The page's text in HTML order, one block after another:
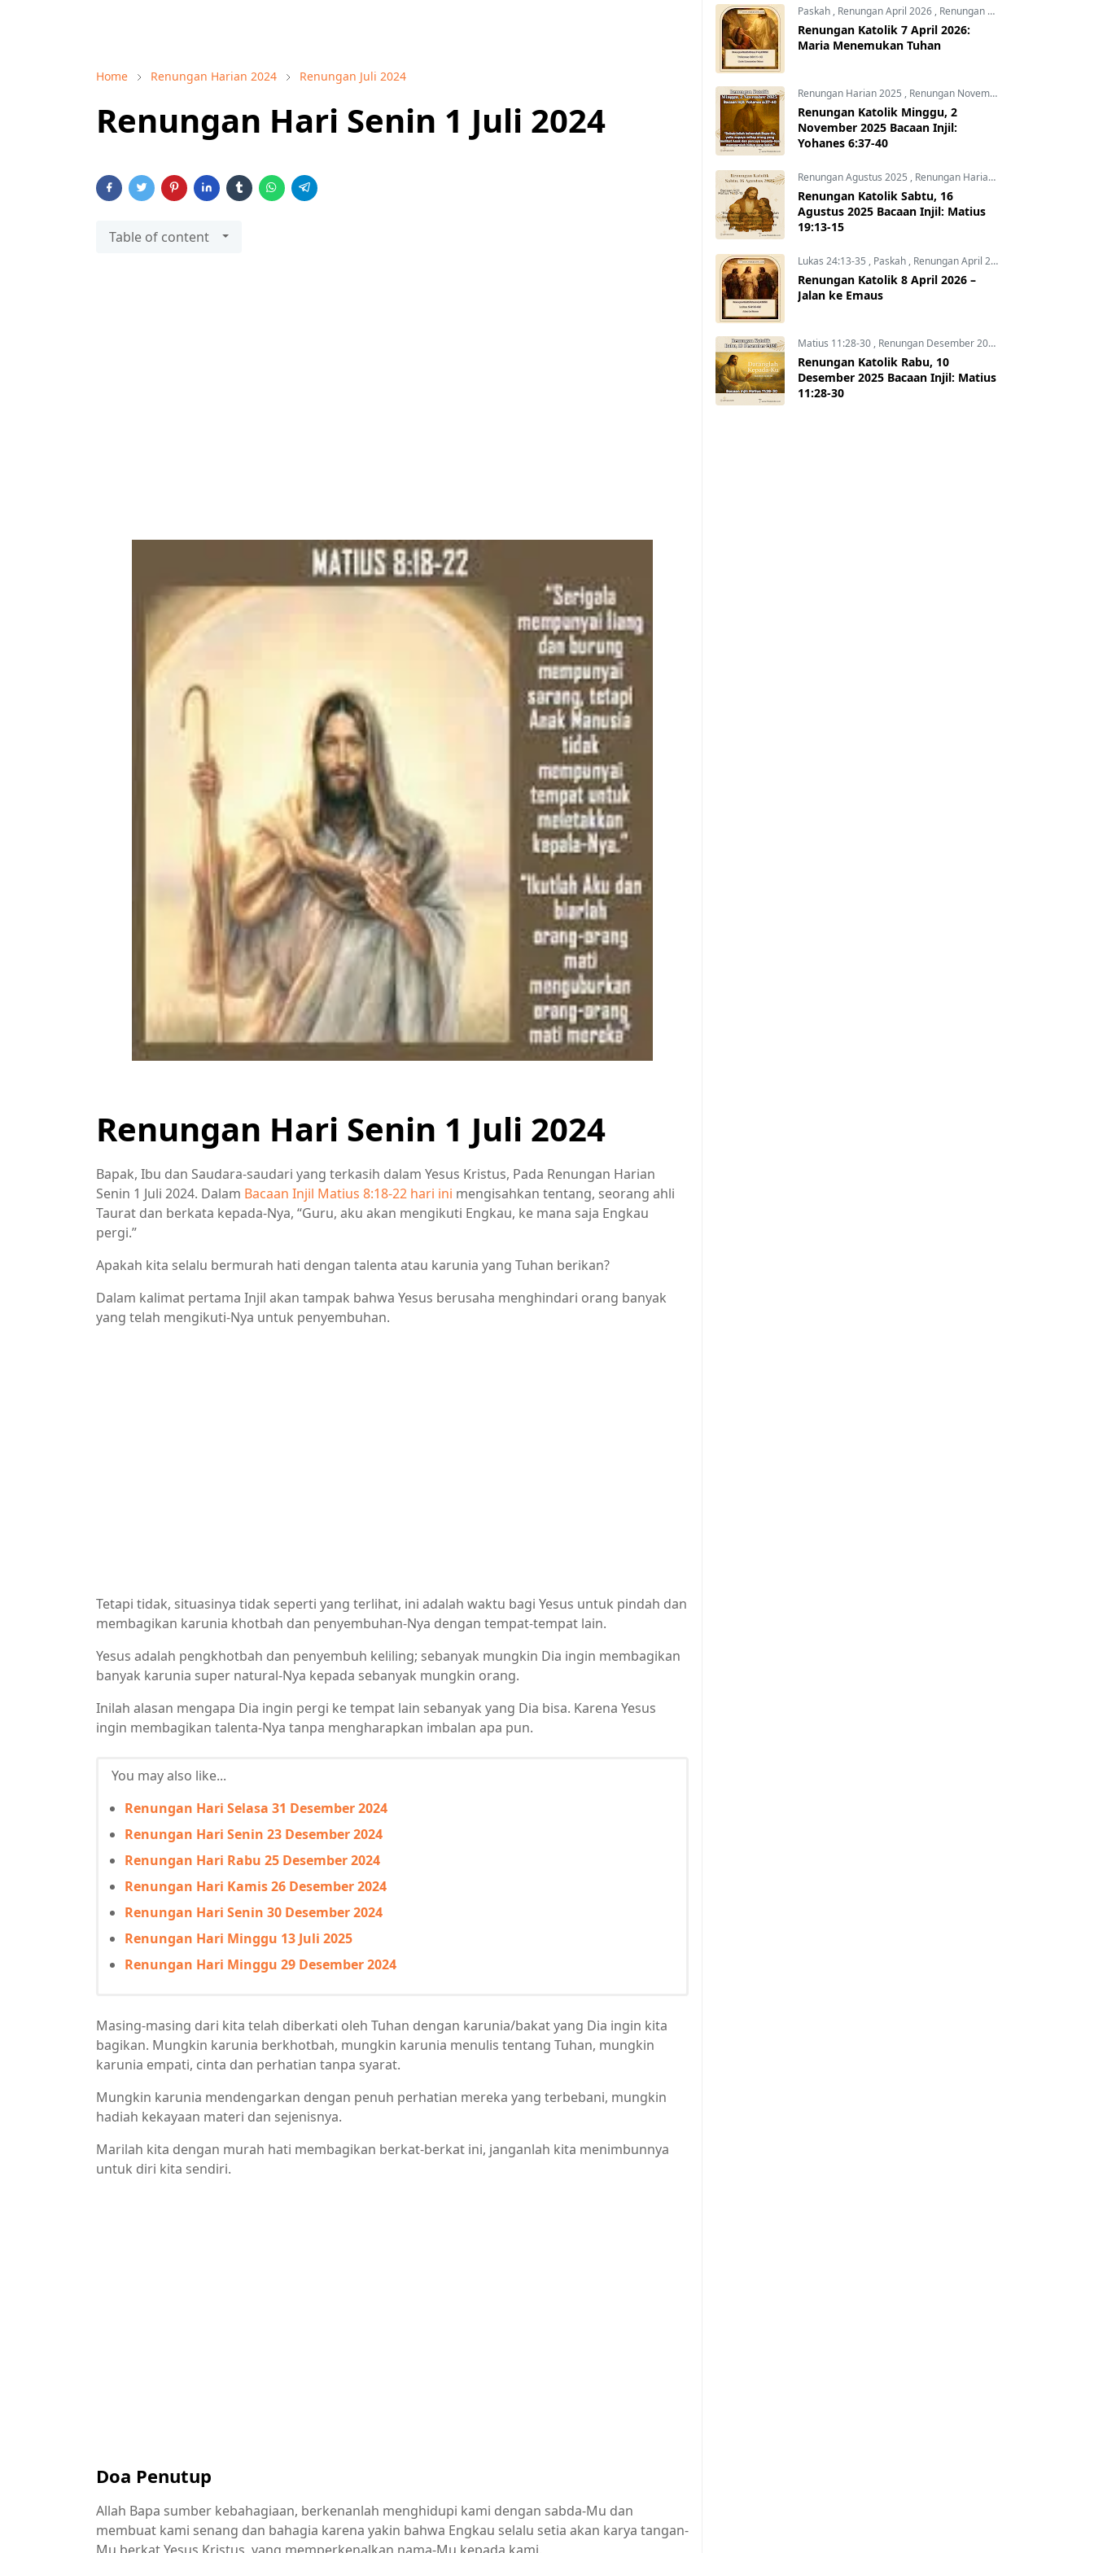
Home Renungan Harian 2024 Renungan Juli 2024
Renungan Hari Senin 1 Juli 2024
Table of content
Renungan Hari Senin 1 Juli 2024
Bapak, Ibu dan Saudara-saudari yang terkasih dalam Yesus Kristus, Pada Renungan Harian
Senin 1 Juli 2024. Dalam Bacaan Injil Matius 8:18-22 hari ini mengisahkan tentang, seorang ahli
Taurat dan berkata kepada-Nya, “Guru, aku akan mengikuti Engkau, ke mana saja Engkau
pergi.”
Apakah kita selalu bermurah hati dengan talenta atau karunia yang Tuhan berikan?
Dalam kalimat pertama Injil akan tampak bahwa Yesus berusaha menghindari orang banyak
yang telah mengikuti-Nya untuk penyembuhan.
Tetapi tidak, situasinya tidak seperti yang terlihat, ini adalah waktu bagi Yesus untuk pindah dan
membagikan karunia khotbah dan penyembuhan-Nya dengan tempat-tempat lain.
Yesus adalah pengkhotbah dan penyembuh keliling; sebanyak mungkin Dia ingin membagikan
banyak karunia super natural-Nya kepada sebanyak mungkin orang.
Inilah alasan mengapa Dia ingin pergi ke tempat lain sebanyak yang Dia bisa. Karena Yesus
ingin membagikan talenta-Nya tanpa mengharapkan imbalan apa pun.
You may also like...
Renungan Hari Selasa 31 Desember 2024
Renungan Hari Senin 23 Desember 2024
Renungan Hari Rabu 25 Desember 2024
Renungan Hari Kamis 26 Desember 2024
Renungan Hari Senin 30 Desember 2024
Renungan Hari Minggu 13 Juli 2025
Renungan Hari Minggu 29 Desember 2024
Masing-masing dari kita telah diberkati oleh Tuhan dengan karunia/bakat yang Dia ingin kita
bagikan. Mungkin karunia berkhotbah, mungkin karunia menulis tentang Tuhan, mungkin
karunia empati, cinta dan perhatian tanpa syarat.
Mungkin karunia mendengarkan dengan penuh perhatian mereka yang terbebani, mungkin
hadiah kekayaan materi dan sejenisnya.
Marilah kita dengan murah hati membagikan berkat-berkat ini, janganlah kita menimbunnya
untuk diri kita sendiri.
Doa Penutup
Allah Bapa sumber kebahagiaan, berkenanlah menghidupi kami dengan sabda-Mu dan
membuat kami senang dan bahagia karena yakin bahwa Engkau selalu setia akan karya tangan-
Mu berkat Yesus Kristus, yang memperkenalkan nama-Mu kepada kami.
Paskah , Renungan April 2026 , Renungan Hari Ini
Renungan Katolik 7 April 2026:
Maria Menemukan Tuhan
Renungan Harian 2025 , Renungan November 2025
Renungan Katolik Minggu, 2
November 2025 Bacaan Injil:
Yohanes 6:37-40
Renungan Agustus 2025 , Renungan Harian 2025
Renungan Katolik Sabtu, 16
Agustus 2025 Bacaan Injil: Matius
19:13-15
Lukas 24:13-35 , Paskah , Renungan April 2026
Renungan Katolik 8 April 2026 –
Jalan ke Emaus
Matius 11:28-30 , Renungan Desember 2025
Renungan Katolik Rabu, 10
Desember 2025 Bacaan Injil: Matius
11:28-30